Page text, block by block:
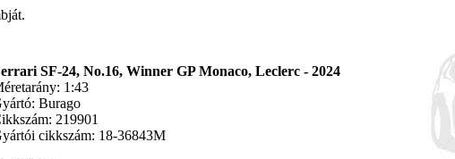
SF-24, No.16, Winner GP Monaco, Leclerc - 2024
1:43
Burago
219901
cikkszám: 18-36843M